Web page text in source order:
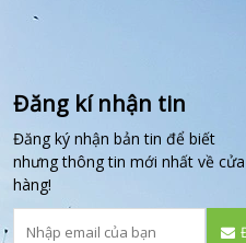
Đăng kí nhận tin
Đăng ký nhận bản tin để biết
nhưng thông tin mới nhất về cửa
hàng!